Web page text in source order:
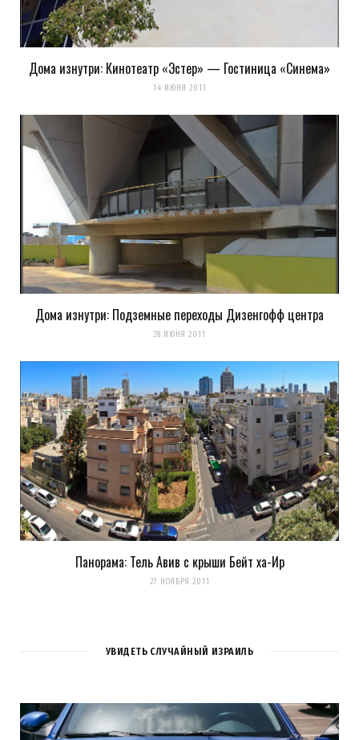
Дома изнутри: Кинотеатр «Эстер» — Гостиница «Синема»
14 ИЮНЯ 2011
Дома изнутри: Подземные переходы Дизенгофф центра
28 ИЮНЯ 2011
Панорама: Тель Авив с крыши Бейт ха-Ир
27 НОЯБРЯ 2011
УВИДЕТЬ СЛУЧАЙНЫЙ ИЗРАИЛЬ